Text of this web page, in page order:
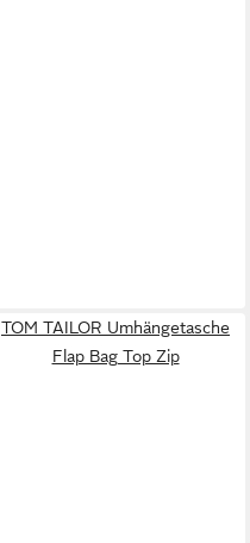
TOM TAILOR Umhängetasche
Flap Bag Top Zip